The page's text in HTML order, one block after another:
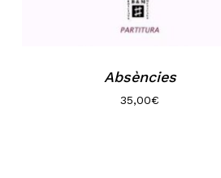
Absències
35,00€